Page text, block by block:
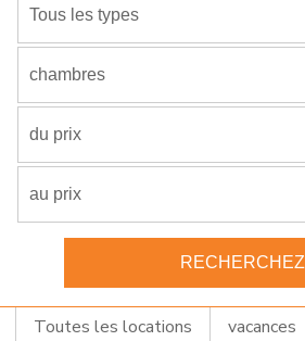
Tous les types
chambres
du prix
au prix
RECHERCHEZ
Toutes les locations vacances